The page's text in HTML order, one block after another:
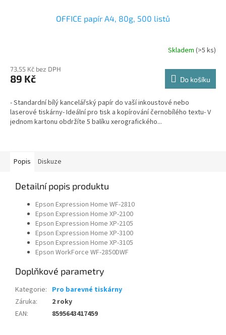
OFFICE papír A4, 80g, 500 listů
Skladem (>5 ks)
73,55 Kč bez DPH
89 Kč Do košíku
- Standardní bílý kancelářský papír do vaší inkoustové nebo
laserové tiskárny- Ideální pro tisk a kopírování černobílého textu- V
jednom kartonu obdržíte 5 balíku xerografického...
Popis Diskuze
Detailní popis produktu
Epson Expression Home WF-2810
Epson Expression Home XP-2100
Epson Expression Home XP-2105
Epson Expression Home XP-3100
Epson Expression Home XP-3105
Epson WorkForce WF-2850DWF
Doplňkové parametry
Kategorie: Pro barevné tiskárny
Záruka:
2 roky
EAN: 8595643417459